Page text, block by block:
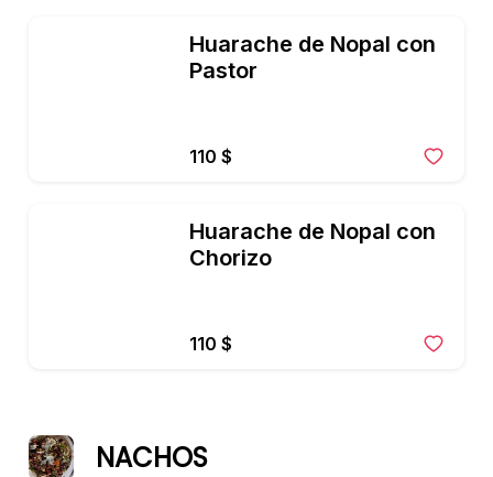
Huarache de Nopal con
Pastor
110 $
Huarache de Nopal con
Chorizo
110 $
NACHOS